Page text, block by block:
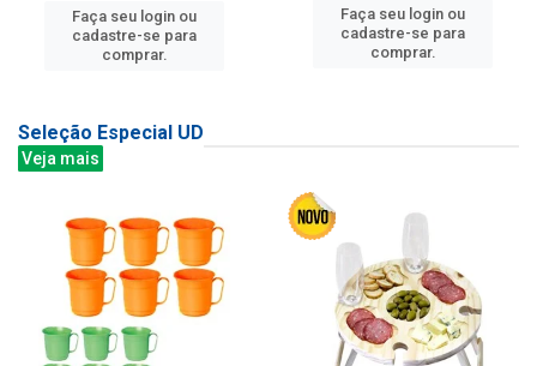
Faça seu login ou
cadastre-se para
comprar.
Faça seu login ou
cadastre-se para
comprar.
Seleção Especial UD
Veja mais